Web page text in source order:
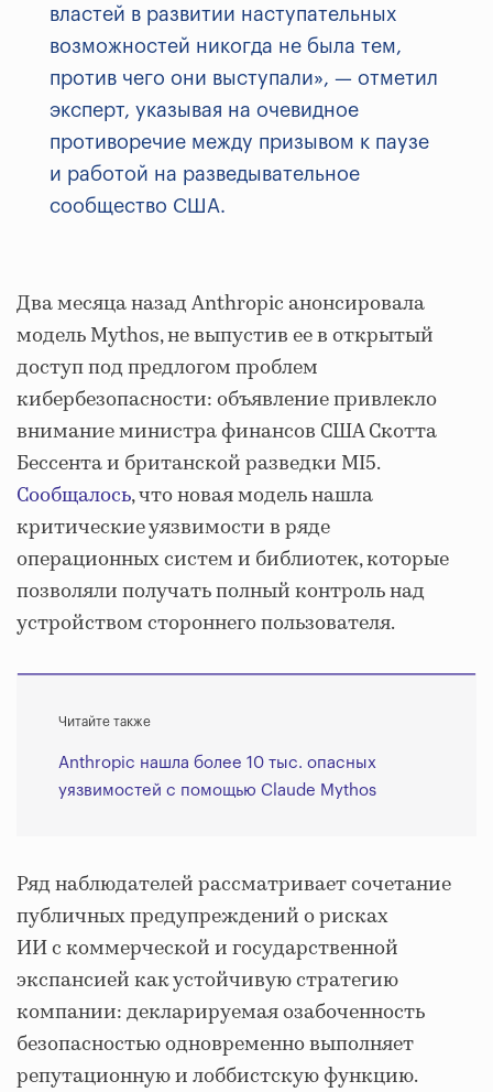
властей в развитии наступательных
возможностей никогда не была тем,
против чего они выступали», — отметил
эксперт, указывая на очевидное
противоречие между призывом к паузе
и работой на разведывательное
сообщество США.
Два месяца назад Anthropic анонсировала
модель Mythos, не выпустив ее в открытый
доступ под предлогом проблем
кибербезопасности: объявление привлекло
внимание министра финансов США Скотта
Бессента и британской разведки MI5.
Сообщалось, что новая модель нашла
критические уязвимости в ряде
операционных систем и библиотек, которые
позволяли получать полный контроль над
устройством стороннего пользователя.
Читайте также
Anthropic нашла более 10 тыс. опасных
уязвимостей с помощью Claude Mythos
Ряд наблюдателей рассматривает сочетание
публичных предупреждений о рисках
ИИ с коммерческой и государственной
экспансией как устойчивую стратегию
компании: декларируемая озабоченность
безопасностью одновременно выполняет
репутационную и лоббистскую функцию.